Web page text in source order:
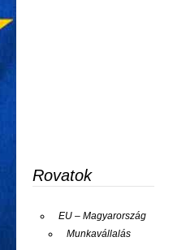
Rovatok
EU – Magyarország
Munkavállalás